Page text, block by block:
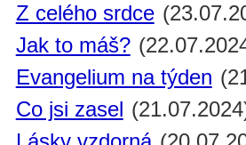
Z celého srdce
Jak to máš?
Evangelium na týden
Co jsi zasel